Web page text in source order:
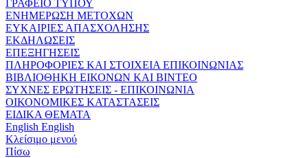
ΓΡΑΦΕΙΟ ΤΥΠΟΥ
ΕΝΗΜΕΡΩΣΗ ΜΕΤΟΧΩΝ
ΕΥΚΑΙΡΙΕΣ ΑΠΑΣΧΟΛΗΣΗΣ
ΕΚΔΗΛΩΣΕΙΣ
ΕΠΕΞΗΓΗΣΕΙΣ
ΠΛΗΡΟΦΟΡΙΕΣ ΚΑΙ ΣΤΟΙΧΕΙΑ ΕΠΙΚΟΙΝΩΝΙΑΣ
ΒΙΒΛΙΟΘΗΚΗ ΕΙΚΟΝΩΝ ΚΑΙ ΒΙΝΤΕΟ
ΣΥΧΝΕΣ ΕΡΩΤΗΣΕΙΣ - ΕΠΙΚΟΙΝΩΝΙΑ
ΟΙΚΟΝΟΜΙΚΕΣ ΚΑΤΑΣΤΑΣΕΙΣ
ΕΙΔΙΚΑ ΘΕΜΑΤΑ
English English
Κλείσιμο μενού
Πίσω